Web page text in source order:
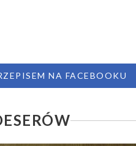
NA FACEBOOKU